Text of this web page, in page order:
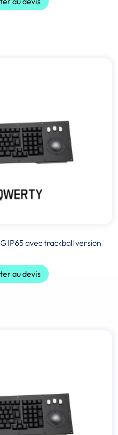
IP65 avec trackball version
au devis